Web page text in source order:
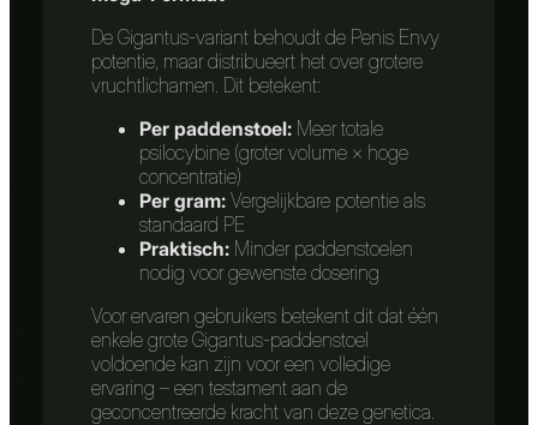
De Gigantus-variant behoudt de Penis Envy
potentie, maar distribueert het over grotere
vruchtlichamen. Dit betekent:
Per paddenstoel: Meer totale
psilocybine (groter volume × hoge
concentratie)
Per gram: Vergelijkbare potentie als
standaard PE
Praktisch: Minder paddenstoelen
nodig voor gewenste dosering
Voor ervaren gebruikers betekent dit dat één
enkele grote Gigantus-paddenstoel
voldoende kan zijn voor een volledige
ervaring – een testament aan de
geconcentreerde kracht van deze genetica.